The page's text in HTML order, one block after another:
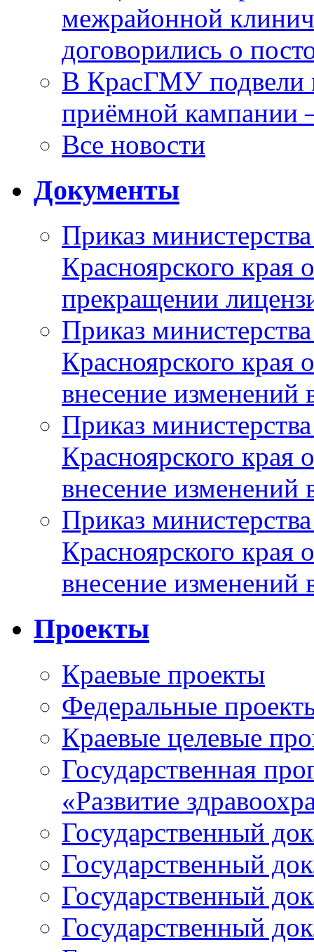
межрайонной
договорились о
В КрасГМУ подвели
приёмной кампании
Все новости
Документы
Приказ
Красноярского
прекращении
Приказ
Красноярского
внесение изменений
Приказ
Красноярского
внесение изменений
Приказ
Красноярского
внесение изменений
Проекты
Краевые проекты
Федеральные
Краевые целевые
Государственная
«Развитие
Государственный
Государственный
Государственный
Государственный